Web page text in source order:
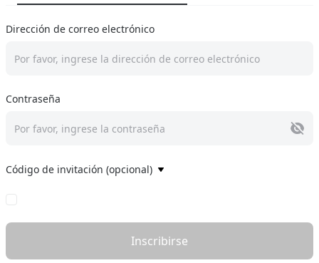
Dirección de correo electrónico
Por favor, ingrese la dirección de correo electrónico
Contraseña
Por favor, ingrese la contraseña
Código de invitación (opcional)
Inscribirse